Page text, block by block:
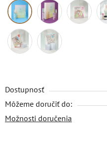
Dostupnosť
Môžeme doručiť do:
Možnosti doručenia